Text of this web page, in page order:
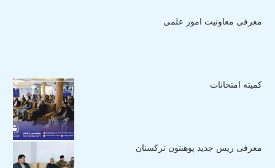
معرفی معاونیت امور علمی
کمیته امتحانات
معرفی ریس جدید پوهنتون ترکستان